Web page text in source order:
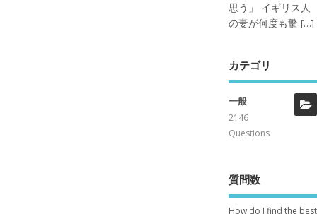
思う」 イギリス人
の妻が何度も驚 […]
カテゴリ
一般
2146
Questions
質問数
How do I find the best